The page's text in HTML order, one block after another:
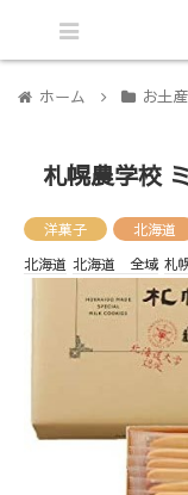
ホーム お土
札幌農学校
洋菓子
北海道
北海道 北海道 全域 札